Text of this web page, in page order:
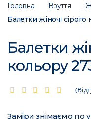
Головна Взуття
Балетки жіночі
Балетки
кольору
Заміри знімаємо по